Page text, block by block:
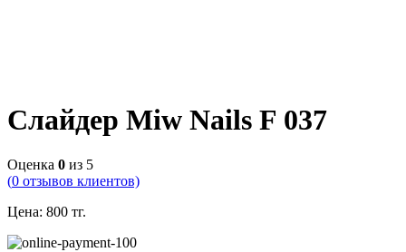
Слайдер Miw Nails F 037
Оценка 0 из 5
(0 отзывов клиентов)
Цена: 800 тг.